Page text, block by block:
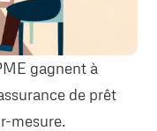
gagnent à
de prêt
mesure.